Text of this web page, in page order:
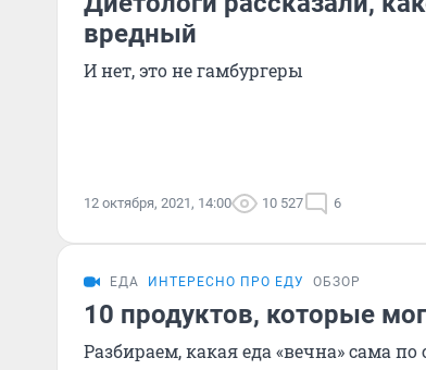
вредный
И нет, это не гамбургеры
12 октября, 2021, 14:00 10 527 6
ЕДА ИНТЕРЕСНО ПРО ЕДУ ОБЗОР
10 продуктов, которые
Разбираем, какая еда «вечна» сама по